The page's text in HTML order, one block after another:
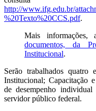
http://www.ifg.edu.br/
%20Texto%20CCS.pdf.
Mais informações,
documentos, da
Institucional.
Serão trabalhados quatro
Institucional; Capacitação
de desempenho
servidor público federal.